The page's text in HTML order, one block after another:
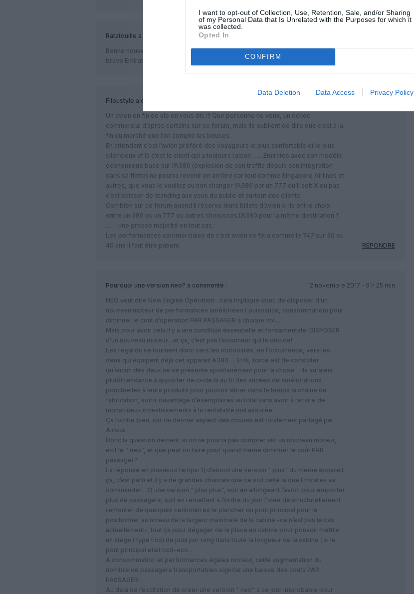
I want to opt-out of Collection, Use, Retention, Sale, and/or Sharing
of my Personal Data that Is Unrelated with the Purposes for which it
was collected.
Opted In
CONFIRM
Data Deletion Data Access Privacy Policy
Ratatouille a commenté :
Bonne nouvelle.
bravo Emirates
Filoustyle a commenté :
Un avion en fin de vie on vous dis !!! Que personne ne veux, un échec
commercial d’après certains sur ce forum, mais ils oublient de dire que c’est à la
fin du marché que l’on compte les bouses.
En attendant c’est l’avion préféré des voyageurs le plus confortable et le plus
silencieux et là c’est le client qui a toujours raison ……Emirates avec son modèle
économique basé sur l’A380 (explosion de son traffic depuis son intégration
dans sa flotte) ne pourra revenir en arrière car tout comme Singapore Airlines et
autres, que vous le vouliez ou non changer l’A380 par un 777 qu’il soit X ou pas
c’est baisser de standing aux yeux du public et surtout des clients.
Combien sur ce forum quand il réserve leurs billets d’avion si ils ont le choix
entre un 380 ou un 777 ou autres choisisses l’A380 pour la même destination ?
…… une grosse majorité en tout cas.
Les performances commerciales de c’est avion ce fera comme le 747 sur 30 ou
40 ans il faut être patient.
RÉPONDRE
Pourquoi une version neo? a commenté :
12 novembre 2017 - 9 h 25 min
NEO veut dire New Engine Opération…cela implique donc de disposer d’un
nouveau moteur de performances améliorées ( puissance, consommation) pour
diminuer le coût d’opération PAR PASSAGER à chaque vol…
Mais pour avoir cela il y a une condition essentielle et fondamentale: DISPOSER
d’un nouveau moteur…et ça, c’est pas l’avionneur qui le décide!
Les regards se tournent donc vers les motoristes, en l’occurrence, vers les
deux qui équipent déjà cet appareil A380…. Et là, force est de constater
qu’aucun des deux ne se présente spontanément pour la chose… Ils auraient
plutôt tendance à apporter de ci-de la au fil des années de améliorations
ponctuelles à leurs produits pour pouvoir étirer dans le temps la chaîne de
fabrication, sortir davantage d’exemplaires au total sans avoir à refaire de
monstrueux investissements à la rentabilité mal assurée.
Ça tombe bien, car ce dernier aspect des choses est totalement partagé par
Airbus…
Donc la question devient: si on ne pourra pas compter sur un nouveau moteur,
exit le ” neo”, et que peut on faire pour quand meme diminuer le coût PAR
passager?
La réponse en plusieurs temps: 1) d’abord une version ” plus” du meme appareil:
ça, c’est parti et il y a de grandes chances que ce soit celle la que Emirates va
commander…2) une version ” plus plus”, soit en allongeant l’avion pour emporter
plus de passagers, soit en remettant à l’ordre du jour l’idée de structurellement
remonter de quelques centimètres le plancher du pont principal pour le
positionner au niveau de la largeur maximale de la cabine -ce n’est pas le cas
actuellement-, tout ça pour dégager de la place en cabine pour pouvoir mettre…
un siege ( type Eco) de plus par rang dans toute la longueur de la cabine ( si le
pont principal etait tout-eco…
A consommation et performances égales moteur, cette augmentation du
nombre de passagers transportables signifie une baisse des couts PAR
PASSAGER…
Au delà de l’excitation de creer une version ” neo” à ce jour improbable pour